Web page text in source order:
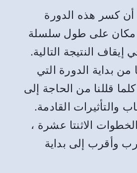
كسر هذه الدورة
مكان على طول سلسلة
النتيجة التالية.
من بداية الدورة التي
قللنا من الحاجة إلى
والتأثيرات القادمة.
الاثنتا عشرة ،
وأقرب إلى بداية